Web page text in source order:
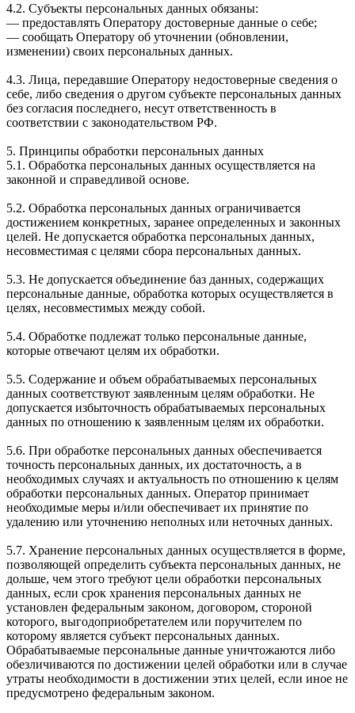
4.2. Субъекты персональных данных обязаны:
— предоставлять Оператору достоверные данные о себе;
— сообщать Оператору об уточнении (обновлении,
изменении) своих персональных данных.
4.3. Лица, передавшие Оператору недостоверные сведения о
себе, либо сведения о другом субъекте персональных данных
без согласия последнего, несут ответственность в
соответствии с законодательством РФ.
5. Принципы обработки персональных данных
5.1. Обработка персональных данных осуществляется на
законной и справедливой основе.
5.2. Обработка персональных данных ограничивается
достижением конкретных, заранее определенных и законных
целей. Не допускается обработка персональных данных,
несовместимая с целями сбора персональных данных.
5.3. Не допускается объединение баз данных, содержащих
персональные данные, обработка которых осуществляется в
целях, несовместимых между собой.
5.4. Обработке подлежат только персональные данные,
которые отвечают целям их обработки.
5.5. Содержание и объем обрабатываемых персональных
данных соответствуют заявленным целям обработки. Не
допускается избыточность обрабатываемых персональных
данных по отношению к заявленным целям их обработки.
5.6. При обработке персональных данных обеспечивается
точность персональных данных, их достаточность, а в
необходимых случаях и актуальность по отношению к целям
обработки персональных данных. Оператор принимает
необходимые меры и/или обеспечивает их принятие по
удалению или уточнению неполных или неточных данных.
5.7. Хранение персональных данных осуществляется в форме,
позволяющей определить субъекта персональных данных, не
дольше, чем этого требуют цели обработки персональных
данных, если срок хранения персональных данных не
установлен федеральным законом, договором, стороной
которого, выгодоприобретателем или поручителем по
которому является субъект персональных данных.
Обрабатываемые персональные данные уничтожаются либо
обезличиваются по достижении целей обработки или в случае
утраты необходимости в достижении этих целей, если иное не
предусмотрено федеральным законом.